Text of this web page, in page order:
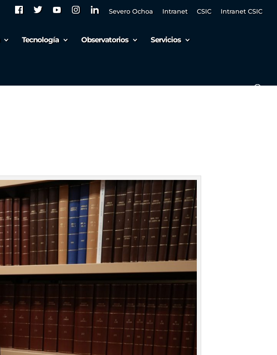
Severo Ochoa Intranet CSIC Intranet CSIC
Tecnología Observatorios Servicios